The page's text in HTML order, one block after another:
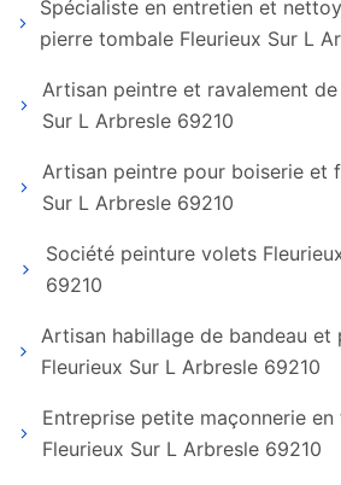
Spécialiste en entretien et
pierre tombale Fleurieux Sur L
Artisan peintre et ravalement
Sur L Arbresle 69210
Artisan peintre pour boiserie et
Sur L Arbresle 69210
Société peinture volets
69210
Artisan habillage de bandeau et
Fleurieux Sur L Arbresle 69210
Entreprise petite maçonnerie
Fleurieux Sur L Arbresle 69210